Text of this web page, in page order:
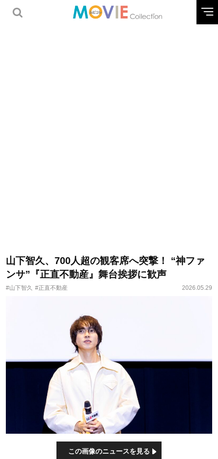
山下智久、700人超の観客席へ突撃！ “神ファ
ンサ”『正直不動産』舞台挨拶に歓声
#山下智久 #正直不動産 2026.05.29
この画像のニュースを見る